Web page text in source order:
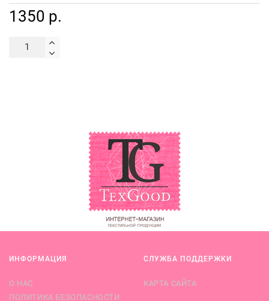
1350 р.
ИНФОРМАЦИЯ
О НАС
ПОЛИТИКА БЕЗОПАСНОСТИ
СЛУЖБА ПОДДЕРЖКИ
КАРТА САЙТА